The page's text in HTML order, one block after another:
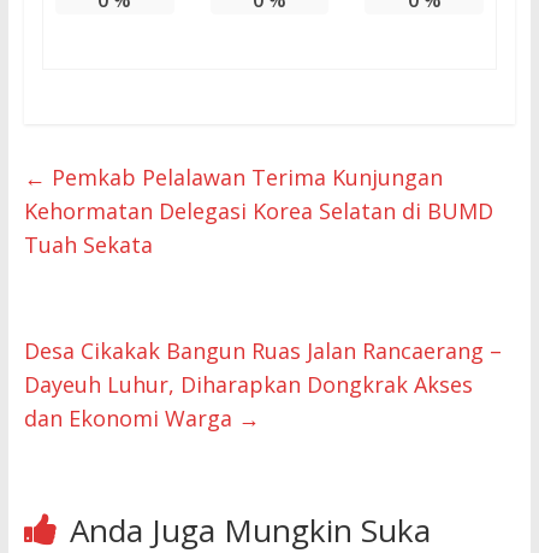
← Pemkab Pelalawan Terima Kunjungan
Kehormatan Delegasi Korea Selatan di BUMD
Tuah Sekata
Desa Cikakak Bangun Ruas Jalan Rancaerang –
Dayeuh Luhur, Diharapkan Dongkrak Akses
dan Ekonomi Warga →
Anda Juga Mungkin Suka